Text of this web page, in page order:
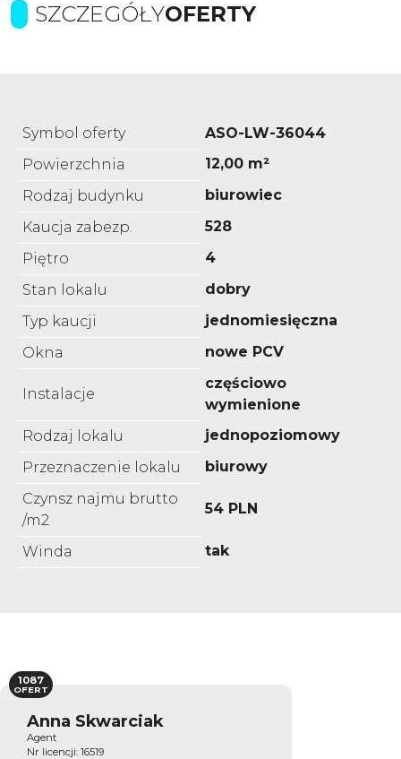
SZCZEGÓŁYOFERTY
Symbol oferty
ASO-LW-36044
Powierzchnia
12,00 m²
Rodzaj budynku
biurowiec
Kaucja zabezp.
528
Piętro
4
Stan lokalu
dobry
Typ kaucji
jednomiesięczna
Okna
nowe PCV
Instalacje
częściowo
wymienione
Rodzaj lokalu
jednopoziomowy
Przeznaczenie lokalu
biurowy
Czynsz najmu brutto
/m2
54 PLN
Winda tak
Anna Skwarciak
Agent
Nr licencji: 16519
1087
OFERT